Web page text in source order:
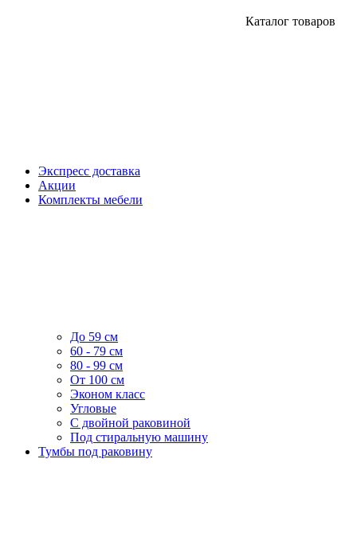
Каталог товаров
Экспресс доставка
Акции
Комплекты мебели
До 59 см
60 - 79 см
80 - 99 см
От 100 см
Эконом класс
Угловые
С двойной раковиной
Под стиральную машину
Тумбы под раковину